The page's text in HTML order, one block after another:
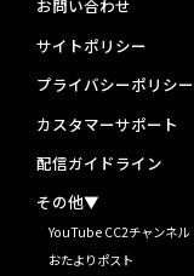
お問い合わせ
サイトポリシー
プライバシーポリシー
カスタマーサポート
配信ガイドライン
その他▼
YouTube CC2チャンネル
おたよりポスト